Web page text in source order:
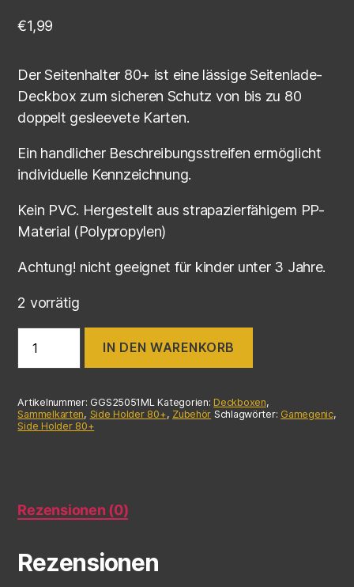
€1,99
Der Seitenhalter 80+ ist eine lässige Seitenlade-
Deckbox zum sicheren Schutz von bis zu 80
doppelt gesleevete Karten.
Ein handlicher Beschreibungsstreifen ermöglicht
individuelle Kennzeichnung.
Kein PVC. Hergestellt aus strapazierfähigem PP-
Material (Polypropylen)
Achtung! nicht geeignet für kinder unter 3 Jahre.
2 vorrätig
IN DEN WARENKORB
Artikelnummer: GGS25051ML Kategorien: Deckboxen,
Sammelkarten, Side Holder 80+, Zubehör Schlagwörter: Gamegenic,
Side Holder 80+
Rezensionen (0)
Rezensionen